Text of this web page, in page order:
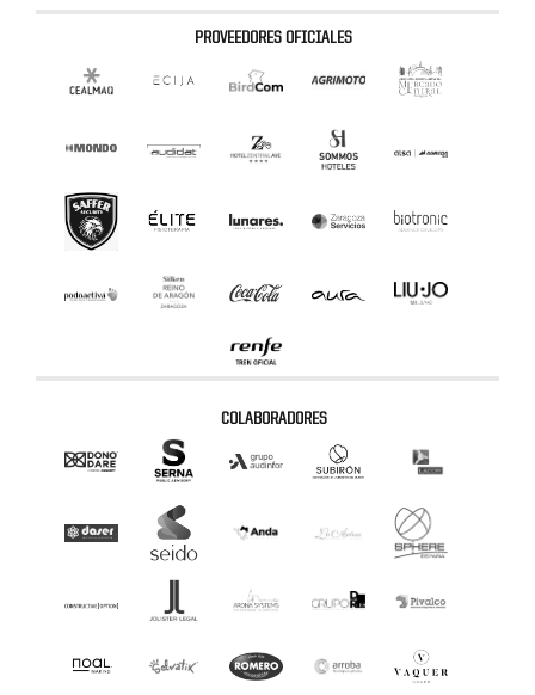
PROVEEDORES OFICIALES
COLABORADORES